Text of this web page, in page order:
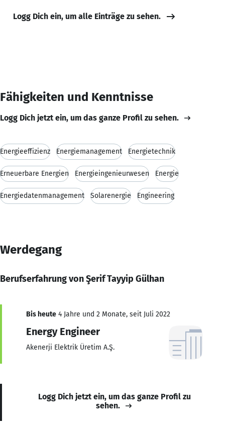
Logg Dich ein, um alle Einträge zu sehen.
Fähigkeiten und Kenntnisse
Logg Dich jetzt ein, um das ganze Profil zu sehen.
Energieeffizienz Energiemanagement Energietechnik
Erneuerbare Energien Energieingenieurwesen Energie
Energiedatenmanagement Solarenergie Engineering
Werdegang
Berufserfahrung von Şerif Tayyip Gülhan
Bis heute 4 Jahre und 2 Monate, seit Juli 2022
Energy Engineer
Akenerji Elektrik Üretim A.Ş.
Logg Dich jetzt ein, um das ganze Profil zu
sehen.